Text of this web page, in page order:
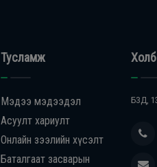
Тусламж
Мэдээ мэдээдэл
Асуулт хариулт
Онлайн зээлийн хүсэлт
Баталгаат засварын
БЗД,